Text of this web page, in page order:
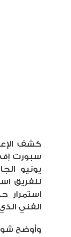
كشف
يونيو
للفريق
استمرار
الفني
وأوضح